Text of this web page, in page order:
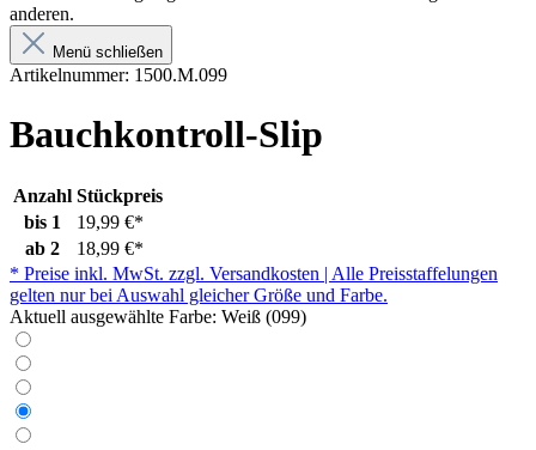
anderen.
Menü schließen
Artikelnummer: 1500.M.099
Bauchkontroll-Slip
Anzahl Stückpreis
bis 1
19,99 €*
ab 2
18,99 €*
* Preise inkl. MwSt. zzgl. Versandkosten | Alle Preisstaffelungen
gelten nur bei Auswahl gleicher Größe und Farbe.
Aktuell ausgewählte Farbe: Weiß (099)